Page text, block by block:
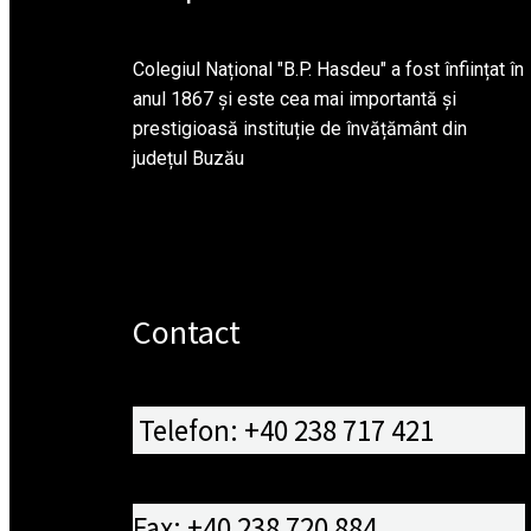
Colegiul Național "B.P. Hasdeu" a fost înființat în
anul 1867 și este cea mai importantă și
prestigioasă instituție de învățământ din
județul Buzău
Contact
Telefon: +40 238 717 421